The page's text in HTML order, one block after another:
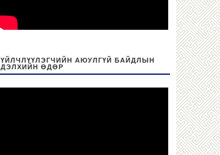
ҮЙЛЧЛҮҮЛЭГЧИЙН АЮУЛГҮЙ БАЙДЛЫН
ДЭЛХИЙН ӨДӨР